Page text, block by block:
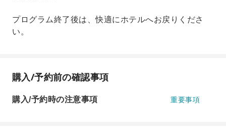
プログラム終了後は、快適にホテルへお戻りくださ
い。
購入/予約前の確認事項
購入/予約時の注意事項 重要事項